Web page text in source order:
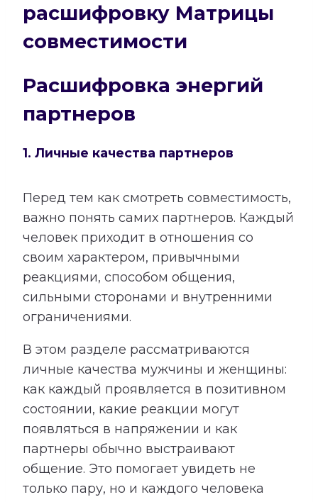
расшифровку Матрицы
совместимости
Расшифровка энергий
партнеров
1. Личные качества партнеров
Перед тем как смотреть совместимость,
важно понять самих партнеров. Каждый
человек приходит в отношения со
своим характером, привычными
реакциями, способом общения,
сильными сторонами и внутренними
ограничениями.
В этом разделе рассматриваются
личные качества мужчины и женщины:
как каждый проявляется в позитивном
состоянии, какие реакции могут
появляться в напряжении и как
партнеры обычно выстраивают
общение. Это помогает увидеть не
только пару, но и каждого человека